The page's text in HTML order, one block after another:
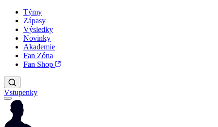
Týmy
Zápasy
Výsledky
Novinky
Akademie
Fan Zóna
Fan Shop
Vstupenky